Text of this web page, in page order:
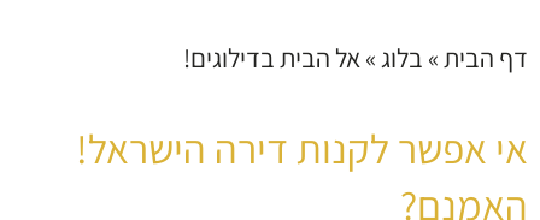
דף הבית» בלוג»אל הבית בדילוגים!
אי אפשר לקנות דירה הישראל!
האמנם?